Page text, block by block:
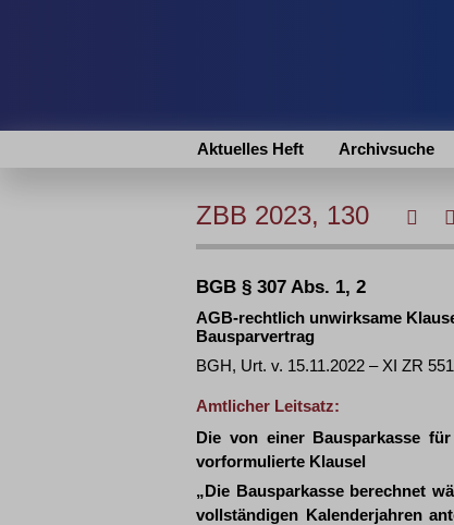
Aktuelles Heft Archivsuche
ZBB 2023, 130
BGB § 307 Abs. 1, 2
AGB-rechtlich unwirksame
Bausparvertrag
BGH, Urt. v. 15.11.2022 – XI ZR
Amtlicher Leitsatz:
Die von einer Bausparkasse
vorformulierte Klausel
„Die Bausparkasse berechnet
vollständigen Kalenderjahren